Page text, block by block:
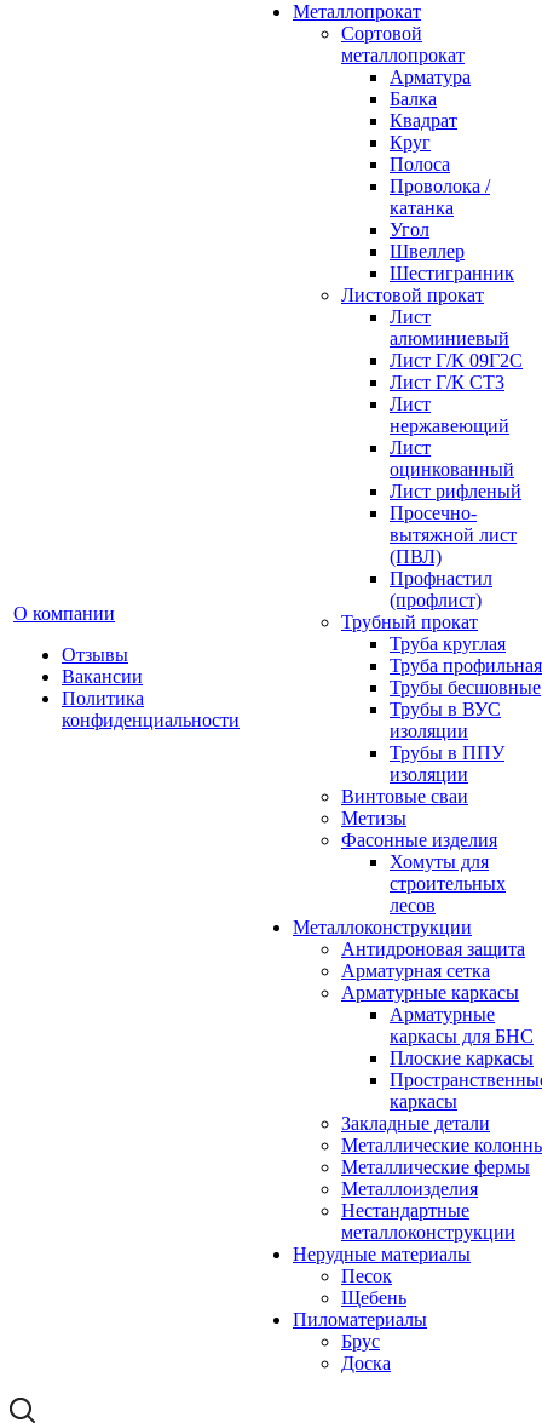
О компании
Отзывы
Вакансии
Политика
конфиденциальности
Металлопрокат
Сортовой
металлопрокат
Арматура
Балка
Квадрат
Круг
Полоса
Проволока /
катанка
Угол
Швеллер
Шестигранник
Листовой прокат
Лист
алюминиевый
Лист Г/К 09Г2С
Лист Г/К СТ3
Лист
нержавеющий
Лист
оцинкованный
Лист рифленый
Просечно-
вытяжной лист
(ПВЛ)
Профнастил
(профлист)
Трубный прокат
Труба круглая
Труба профильная
Трубы бесшовные
Трубы в ВУС
изоляции
Трубы в ППУ
изоляции
Винтовые сваи
Метизы
Фасонные изделия
Хомуты для
строительных
лесов
Металлоконструкции
Антидроновая защита
Арматурная сетка
Арматурные каркасы
Арматурные
каркасы для БНС
Плоские каркасы
каркасы
Закладные детали
Металлические
Металлические фермы
Металлоизделия
Нестандартные
металлоконструкции
Нерудные материалы
Песок
Щебень
Пиломатериалы
Брус
Доска